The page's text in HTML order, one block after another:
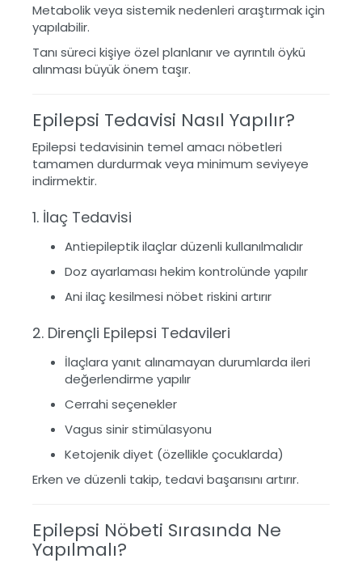
Metabolik veya sistemik nedenleri araştırmak için
yapılabilir.
Tanı süreci kişiye özel planlanır ve ayrıntılı öykü
alınması büyük önem taşır.
Epilepsi Tedavisi Nasıl Yapılır?
Epilepsi tedavisinin temel amacı nöbetleri
tamamen durdurmak veya minimum seviyeye
indirmektir.
1. İlaç Tedavisi
Antiepileptik ilaçlar düzenli kullanılmalıdır
Doz ayarlaması hekim kontrolünde yapılır
Ani ilaç kesilmesi nöbet riskini artırır
2. Dirençli Epilepsi Tedavileri
İlaçlara yanıt alınamayan durumlarda ileri
değerlendirme yapılır
Cerrahi seçenekler
Vagus sinir stimülasyonu
Ketojenik diyet (özellikle çocuklarda)
Erken ve düzenli takip, tedavi başarısını artırır.
Epilepsi Nöbeti Sırasında Ne
Yapılmalı?